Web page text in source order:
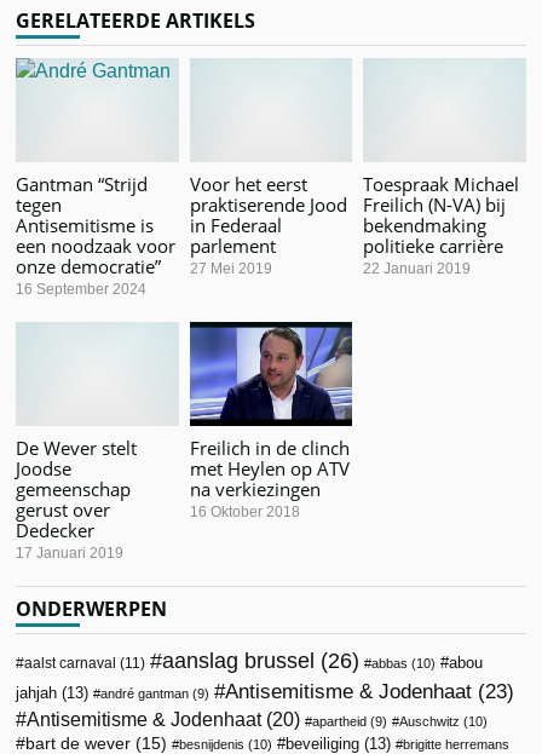
GERELATEERDE ARTIKELS
Gantman “Strijd
tegen
Antisemitisme is
een noodzaak voor
onze democratie”
16 September 2024
Voor het eerst
praktiserende Jood
in Federaal
parlement
27 Mei 2019
Toespraak Michael
Freilich (N-VA) bij
bekendmaking
politieke carrière
22 Januari 2019
De Wever stelt
Joodse
gemeenschap
gerust over
Dedecker
17 Januari 2019
Freilich in de clinch
met Heylen op ATV
na verkiezingen
16 Oktober 2018
ONDERWERPEN
aalst carnaval (11) aanslag brussel (26) abbas (10)
abou
jahjah (13) andré gantman (9) Antisemitisme & Jodenhaat (23)
Antisemitisme & Jodenhaat(20) apartheid (9) Auschwitz (10)
bart de wever (15) besnijdenis (10) beveiliging (13)
brigitte herremans